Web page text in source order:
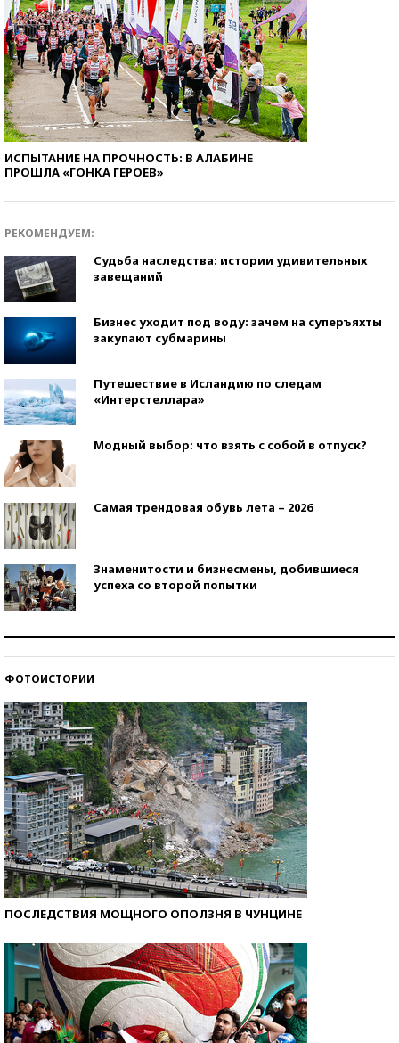
ИСПЫТАНИЕ НА ПРОЧНОСТЬ: В АЛАБИНЕ
ПРОШЛА «ГОНКА ГЕРОЕВ»
РЕКОМЕНДУЕМ:
Судьба наследства: истории удивительных
завещаний
Бизнес уходит под воду: зачем на суперъяхты
закупают субмарины
Путешествие в Исландию по следам
«Интерстеллара»
Модный выбор: что взять с собой в отпуск?
Самая трендовая обувь лета – 2026
Знаменитости и бизнесмены, добившиеся
успеха со второй попытки
ФОТОИСТОРИИ
ПОСЛЕДСТВИЯ МОЩНОГО ОПОЛЗНЯ В ЧУНЦИНЕ